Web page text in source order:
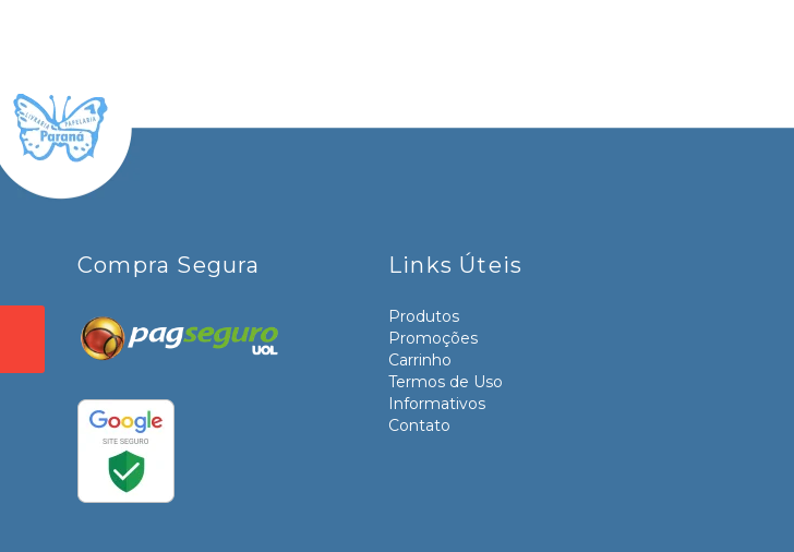
Compra Segura Links Úteis
Produtos
Promoções
Carrinho
Termos de Uso
Informativos
Contato